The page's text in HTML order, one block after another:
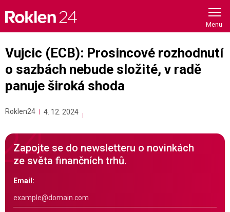
content
Vujcic (ECB): Prosincové rozhodnutí
o sazbách nebude složité, v radě
panuje široká shoda
Roklen24 4. 12. 2024
Zapojte se do newsletteru o novinkách
ze světa finančních trhů.
Email: